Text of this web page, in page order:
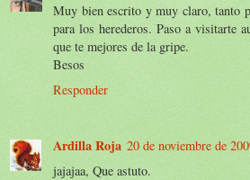
Muy bien escrito y muy claro, tanto
para los herederos. Paso a visitarte
que te mejores de la gripe.
Besos
Responder
Ardilla Roja 20 de noviembre de
jajajaa, Que astuto.